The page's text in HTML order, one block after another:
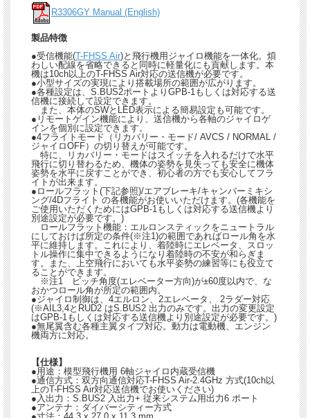
R3306GY Manual (English)
製品特徴
●受信機能(T-FHSS Air)と飛行機用ジャイロ機能を一体化。煩
わしい配線を省略できると同時に軽量化にも貢献します。本
機は10ch以上のT-FHSS Air対応の送信機が必要です。
●小型サイズの実現により搭載場所の範囲が広がります。
●各種設定は、S.BUS2ポートよりGPB-1もしくは対応する送
信機に接続して設定できます。
また、本体のSWとLED表示による簡易設定も可能です。
●リモートゲイン機能により、送信機から各軸のジャイロゲ
インを個別に設定できます。
●4フライトモード（リカバリー・モード/ AVCS / NORMAL /
ジャイロOFF）の切り替えが可能です。
特に、リカバリー・モードはスイッチを入れるだけで水平
飛行に切り替わるため、機体の姿勢を見失っても安全に機体
姿勢を水平に戻すことができ、初心者の方でも安心してフラ
イトが出来ます。
●ロールフラット(下記参照)/エアブレーキ/キャンバーミキシ
ング/4Dフライト の各機能がお使いいただけます。(各機能を
ご使用いただくためにはGPB-1もしくは対応する送信機より
別途設定が必要です。)
ロールフラット機能：エルロンスティックをニュートラル
にしておけば所定の条件(※注1)の範囲であればロール角を水
平に維持します。これにより、着陸時にエレベータ、スロッ
トル操作に集中できるようになり着陸時の不安が和らぎま
す。また、上空飛行においても水平姿勢の練習等にも役立て
ることができます。
※注1 ピッチ角度(エレベーター方向)が±60度以内で、な
おかつロール角が所定の範囲内。
●ジャイロ制御は、4エルロン、2エレベータ、 2ラダー対応
(※AIL3,4とRUD2 はS.BUS2 出力のみです。出力の変更設定
はGPB-1もしくは対応する送信機より別途設定が必要です。)
●無尾翼含む各種主翼タイプ対応。動力は電動機、エンジン
機両方に対応。
【仕様】
●用途：模型飛行機用 6軸ジャイロ内蔵受信機
●通信方式：双方向通信対応T-FHSS Air-2.4GHz 方式(10ch以
上のT-FHSS Air対応送信機でお使いください)
●入出力：S.BUS2 入出力+ 従来システム用出力6 ポート
●アンテナ：ダイバーシティー方式